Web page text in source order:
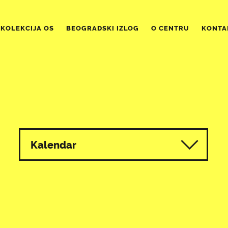
KOLEKCIJA OS BEOGRADSKI IZLOG O CENTRU
Kalendar